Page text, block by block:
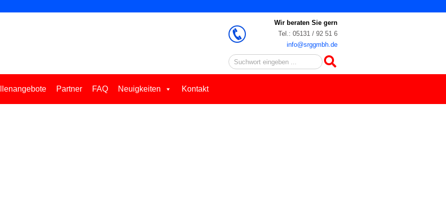
Wir beraten Sie gern
Tel.: 05131 / 92 51 6
info@srggmbh.de
Search
Partner FAQ Neuigkeiten Kontakt